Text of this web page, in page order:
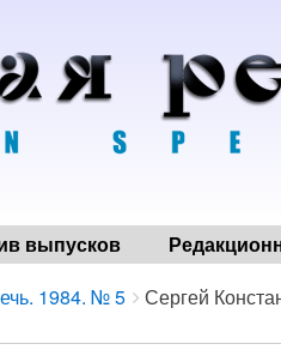
выпусков
1984. № 5 Сергей